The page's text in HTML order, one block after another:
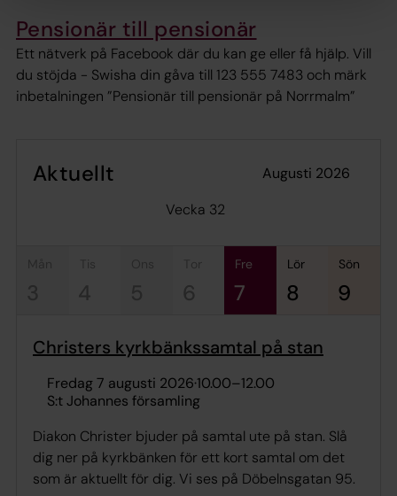
Pensionär till pensionär
Ett nätverk på Facebook där du kan ge eller få hjälp. Vill
du stöjda - Swisha din gåva till 123 555 7483 och märk
inbetalningen ”Pensionär till pensionär på Norrmalm”
Aktuellt
augusti 2026
Vecka 32
tis
4
tor
6
fre
7
lör
8
sön
9
Christers kyrkbänkssamtal på stan
fredag 7 augusti 2026·10.00–12.00
S:t Johannes församling
Diakon Christer bjuder på samtal ute på stan. Slå
dig ner på kyrkbänken för ett kort samtal om det
som är aktuellt för dig. Vi ses på Döbelnsgatan 95.